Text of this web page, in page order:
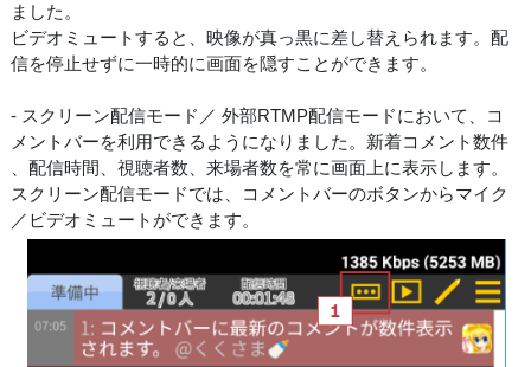
ました。
ビデオミュートすると、映像が真っ黒に差し替えられます。配
信を停止せずに一時的に画面を隠すことができます。
- スクリーン配信モード／ 外部RTMP配信モードにおいて、コ
メントバーを利用できるようになりました。新着コメント数件
、配信時間、視聴者数、来場者数を常に画面上に表示します。
スクリーン配信モードでは、コメントバーのボタンからマイク
／ビデオミュートができます。